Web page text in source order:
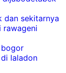
dan sekitarnya
rawageni
bogor
laladon